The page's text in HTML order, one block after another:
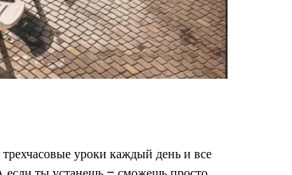
уроки каждый день и все